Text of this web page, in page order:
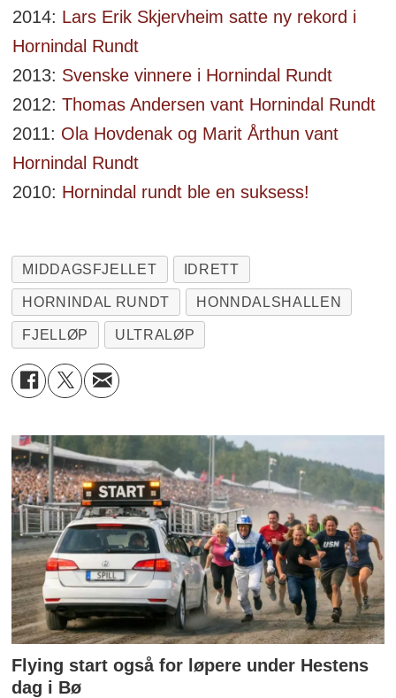
2014: Lars Erik Skjervheim satte ny rekord i
Hornindal Rundt
2013: Svenske vinnere i Hornindal Rundt
2012: Thomas Andersen vant Hornindal Rundt
2011: Ola Hovdenak og Marit Årthun vant
Hornindal Rundt
2010: Hornindal rundt ble en suksess!
MIDDAGSFJELLET IDRETT
HORNINDAL RUNDT HONNDALSHALLEN
FJELLØP ULTRALØP
Flying start også for løpere under Hestens
dag i Bø